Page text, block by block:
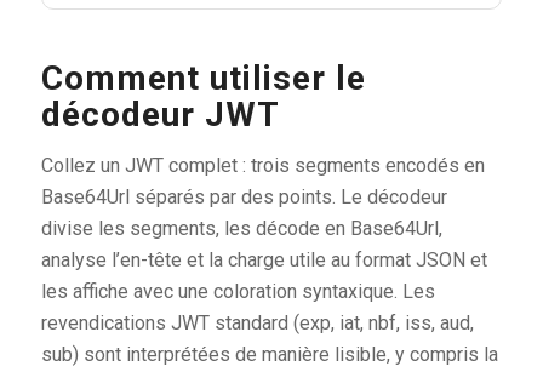
Comment utiliser le
décodeur JWT
Collez un JWT complet : trois segments encodés en
Base64Url séparés par des points. Le décodeur
divise les segments, les décode en Base64Url,
analyse l’en-tête et la charge utile au format JSON et
les affiche avec une coloration syntaxique. Les
revendications JWT standard (exp, iat, nbf, iss, aud,
sub) sont interprétées de manière lisible, y compris la